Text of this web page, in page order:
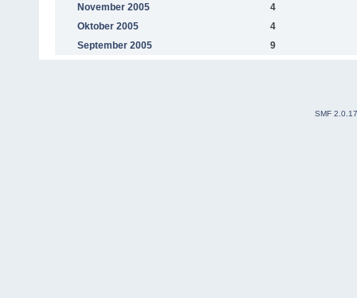
November 2005
4
Oktober 2005
4
September 2005
9
SMF 2.0.17